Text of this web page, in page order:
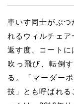
車いす同士がぶつ
れるウィルチェア
返す度、コートに
吹っ飛び、転倒
る。「マーダー
技」とも呼ばれる